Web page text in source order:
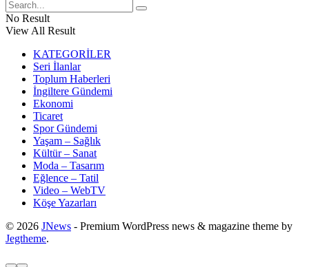
No Result
View All Result
KATEGORİLER
Seri İlanlar
Toplum Haberleri
İngiltere Gündemi
Ekonomi
Ticaret
Spor Gündemi
Yaşam – Sağlık
Kültür – Sanat
Moda – Tasarım
Eğlence – Tatil
Video – WebTV
Köşe Yazarları
© 2026 JNews - Premium WordPress news & magazine theme by
Jegtheme.